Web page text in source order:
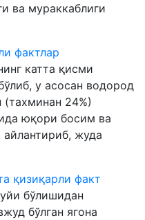
ва мураккаблиги
фактлар
катта қисми
у асосан водород
(тахминан 24%)
юқори босим ва
айлантириб, жуда
қизиқарли факт
бўлишидан
бўлган ягона